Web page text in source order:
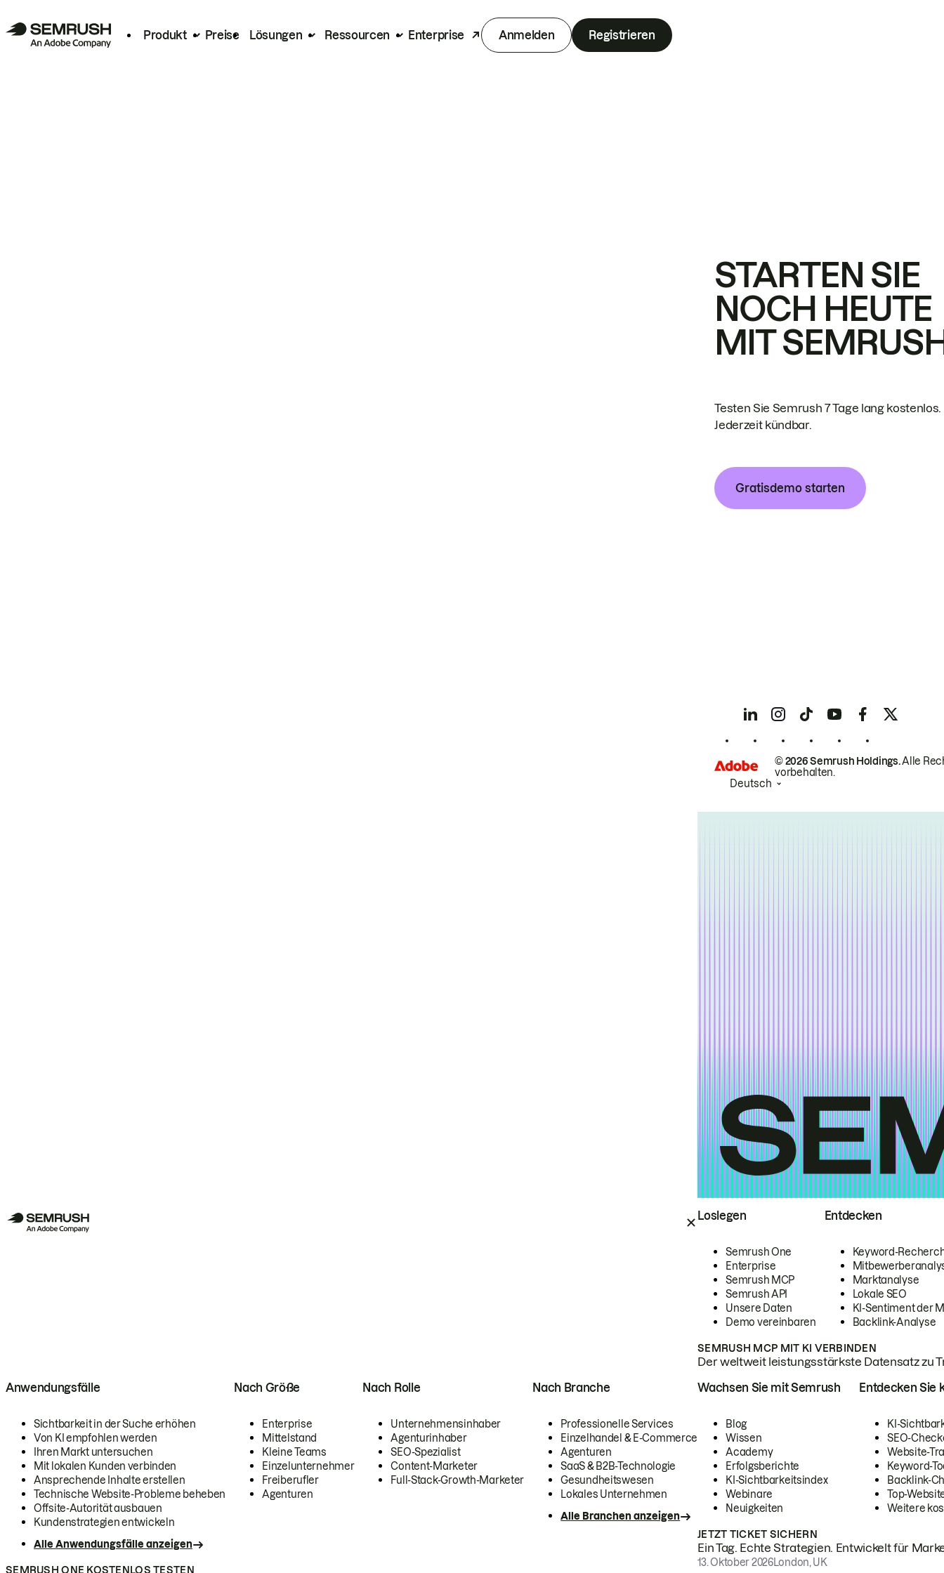
Produkt Preise Lösungen Ressourcen Enterprise Anmelden Registrieren
Loslegen
Semrush One
Enterprise
Semrush MCP
Semrush API
Unsere Daten
Demo vereinbaren
Entdecken
Keyword-
Marktanalyse
Lokale SEO
KI-Sentiment der
Backlink-Analyse
SEMRUSH MCP MIT KI VERBINDEN
Der weltweit leistungsstärkste Datensatz zu
Anwendungsfälle
Sichtbarkeit in der Suche erhöhen
Von KI empfohlen werden
Ihren Markt untersuchen
Mit lokalen Kunden verbinden
Ansprechende Inhalte erstellen
Technische Website-Probleme beheben
Offsite-Autorität ausbauen
Kundenstrategien entwickeln
Alle Anwendungsfälle anzeigen
Nach Größe
Enterprise
Mittelstand
Kleine Teams
Einzelunternehmer
Freiberufler
Agenturen
Nach Rolle
Unternehmensinhaber
Agenturinhaber
SEO-Spezialist
Content-Marketer
Full-Stack-Growth-Marketer
Nach Branche
Professionelle Services
Einzelhandel & E-Commerce
Agenturen
SaaS & B2B-Technologie
Gesundheitswesen
Lokales Unternehmen
Alle Branchen anzeigen
SEMRUSH ONE KOSTENLOS TESTEN
Wachsen Sie mit Semrush
Blog
Wissen
Academy
Erfolgsberichte
KI-Sichtbarkeitsindex
Webinare
Neuigkeiten
Entdecken Sie
KI-
SEO-
Website-
Keyword-
Backlink-
Top-
Weitere
JETZT TICKET SICHERN
Ein Tag. Echte Strategien. Entwickelt für
13. Oktober 2026London, UK
STARTEN SIE
NOCH HEUTE
MIT
Testen Sie Semrush 7 Tage lang kostenlos.
Jederzeit kündbar.
Gratisdemo starten
© 2026 Semrush Holdings.Alle
vorbehalten.
Deutsch